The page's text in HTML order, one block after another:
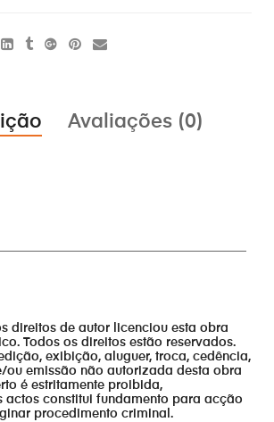
Avaliações (0)
direitos de autor licenciou esta obra
Todos os direitos estão reservados.
exibição, aluguer, troca, cedência,
ou emissão não autorizada desta obra
é estritamente proibida,
actos constitui fundamento para acção
procedimento criminal.